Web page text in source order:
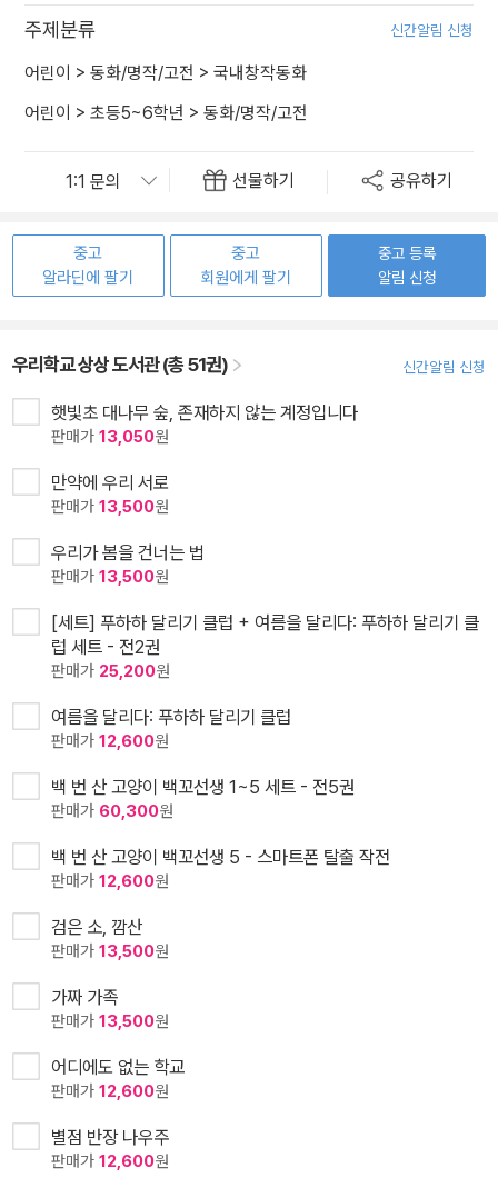
주제분류 신간알림 신청
어린이 > 동화/명작/고전 > 국내창작동화
어린이 > 초등5~6학년 > 동화/명작/고전
선물하기 공유하기
중고
알라딘에 팔기
중고
회원에게 팔기
중고 등록
알림 신청
우리학교 상상 도서관 (총 51권) 신간알림 신청
햇빛초 대나무 숲, 존재하지 않는 계정입니다
판매가 13,050원
만약에 우리 서로
판매가 13,500원
우리가 봄을 건너는 법
판매가 13,500원
[세트] 푸하하 달리기 클럽 + 여름을 달리다: 푸하하 달리기 클
럽 세트 - 전2권
판매가 25,200원
여름을 달리다: 푸하하 달리기 클럽
판매가 12,600원
백 번 산 고양이 백꼬선생 1~5 세트 - 전5권
판매가 60,300원
백 번 산 고양이 백꼬선생 5 - 스마트폰 탈출 작전
판매가 12,600원
검은 소, 깜산
판매가 13,500원
가짜 가족
판매가 13,500원
어디에도 없는 학교
판매가 12,600원
별점 반장 나우주
판매가 12,600원